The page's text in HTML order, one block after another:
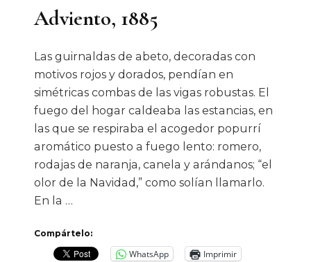
Adviento, 1885
Las guirnaldas de abeto, decoradas con
motivos rojos y dorados, pendían en
simétricas combas de las vigas robustas. El
fuego del hogar caldeaba las estancias, en
las que se respiraba el acogedor popurrí
aromático puesto a fuego lento: romero,
rodajas de naranja, canela y arándanos; “el
olor de la Navidad,” como solían llamarlo.
En la …
Compártelo:
WhatsApp
Imprimir